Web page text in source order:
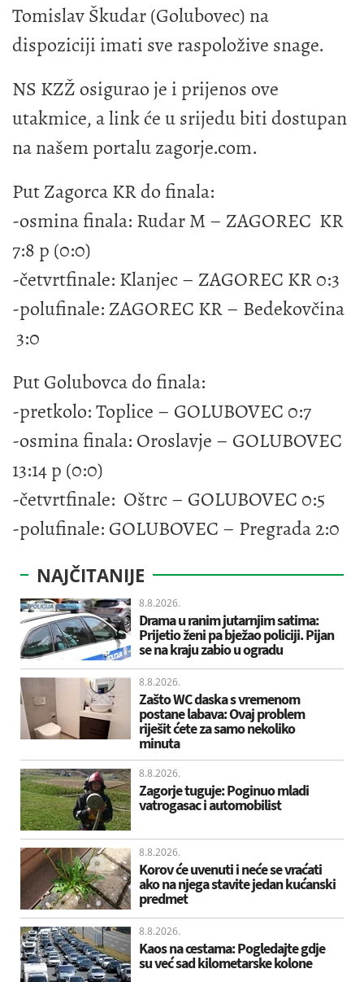
Tomislav Škudar (Golubovec) na
dispoziciji imati sve raspoložive snage.
NS KZŽ osigurao je i prijenos ove
utakmice, a link će u srijedu biti dostupan
na našem portalu zagorje.com.
Put Zagorca KR do finala:
-osmina finala: Rudar M – ZAGOREC KR
7:8 p (0:0)
-četvrtfinale: Klanjec – ZAGOREC KR 0:3
-polufinale: ZAGOREC KR – Bedekovčina
3:0
Put Golubovca do finala:
-pretkolo: Toplice – GOLUBOVEC 0:7
-osmina finala: Oroslavje – GOLUBOVEC
13:14 p (0:0)
-četvrtfinale: Oštrc – GOLUBOVEC 0:5
-polufinale: GOLUBOVEC – Pregrada 2:0
NAJČITANIJE
8.8.2026.
Drama u ranim jutarnjim satima:
Prijetio ženi pa bježao policiji. Pijan
se na kraju zabio u ogradu
8.8.2026.
Zašto WC daska s vremenom
postane labava: Ovaj problem
riješit ćete za samo nekoliko
minuta
8.8.2026.
Zagorje tuguje: Poginuo mladi
vatrogasac i automobilist
8.8.2026.
Korov će uvenuti i neće se vraćati
ako na njega stavite jedan kućanski
predmet
8.8.2026.
Kaos na cestama: Pogledajte gdje
su već sad kilometarske kolone